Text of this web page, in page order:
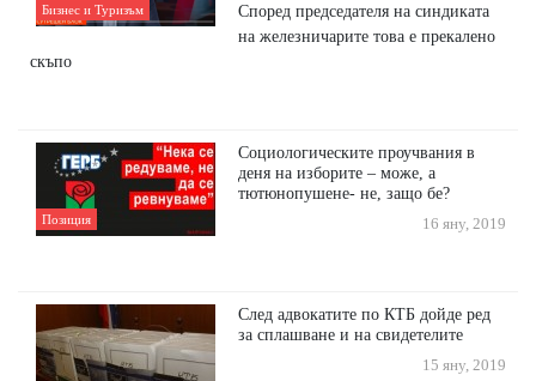
Бизнес и Туризъм
Според председателя на синдиката
на железничарите това е прекалено
скъпо
Позиция
Социологическите проучвания в
деня на изборите – може, а
тютюнопушене- не, защо бе?
16 яну, 2019
След адвокатите по КТБ дойде ред
за сплашване и на свидетелите
15 яну, 2019